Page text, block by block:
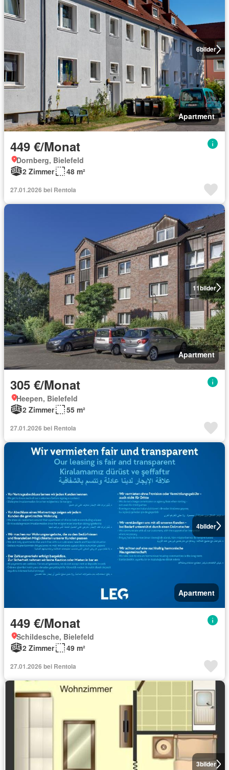
6bilder
Apartment
449 €/Monat
Dornberg, Bielefeld
2 Zimmer
48 m²
27.01.2026 bei Rentola
11bilder
Apartment
305 €/Monat
Heepen, Bielefeld
2 Zimmer
55 m²
27.01.2026 bei Rentola
4bilder
Apartment
449 €/Monat
Schildesche, Bielefeld
2 Zimmer
49 m²
27.01.2026 bei Rentola
3bilder